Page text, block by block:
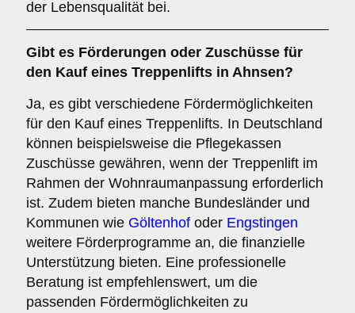
der Lebensqualität bei.
Gibt es Förderungen oder Zuschüsse für
den Kauf eines Treppenlifts in Ahnsen?
Ja, es gibt verschiedene Fördermöglichkeiten
für den Kauf eines Treppenlifts. In Deutschland
können beispielsweise die Pflegekassen
Zuschüsse gewähren, wenn der Treppenlift im
Rahmen der Wohnraumanpassung erforderlich
ist. Zudem bieten manche Bundesländer und
Kommunen wie Göltenhof oder Engstingen
weitere Förderprogramme an, die finanzielle
Unterstützung bieten. Eine professionelle
Beratung ist empfehlenswert, um die
passenden Fördermöglichkeiten zu